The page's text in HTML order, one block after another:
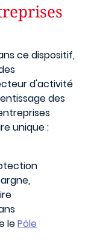
ce dispositif,
d'activité
des
unique :
lePôle